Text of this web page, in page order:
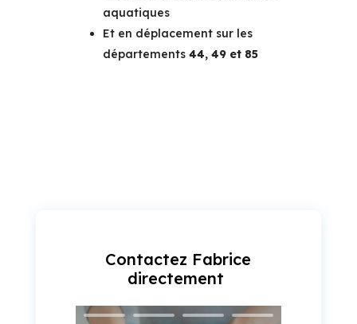
aquatiques
Et en déplacement sur les
départements 44, 49 et 85
Contactez Fabrice
directement